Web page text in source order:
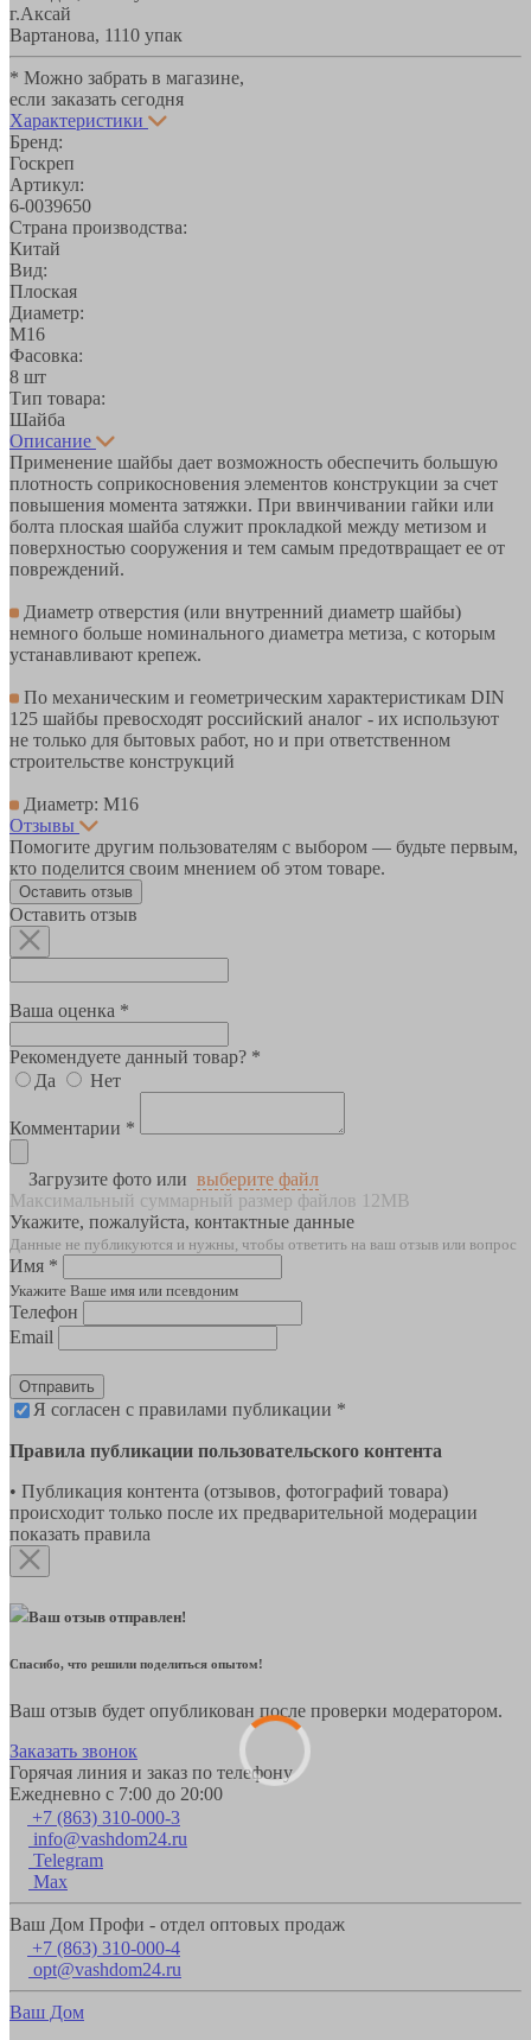
г.Аксай
Вартанова, 1110 упак
* Можно забрать в магазине,
если заказать сегодня
Характеристики
Бренд:
Госкреп
Артикул:
6-0039650
Страна производства:
Китай
Вид:
Плоская
Диаметр:
М16
Фасовка:
8 шт
Тип товара:
Шайба
Описание
Применение шайбы дает возможность обеспечить большую
плотность соприкосновения элементов конструкции за счет
повышения момента затяжки. При ввинчивании гайки или
болта плоская шайба служит прокладкой между метизом и
поверхностью сооружения и тем самым предотвращает ее от
повреждений.
Диаметр отверстия (или внутренний диаметр шайбы)
немного больше номинального диаметра метиза, с которым
устанавливают крепеж.
По механическим и геометрическим характеристикам DIN
125 шайбы превосходят российский аналог - их используют
не только для бытовых работ, но и при ответственном
строительстве конструкций
Диаметр: М16
Отзывы
Помогите другим пользователям с выбором — будьте первым,
кто поделится своим мнением об этом товаре.
Оставить отзыв
Оставить отзыв
Ваша оценка *
Рекомендуете данный товар? *
Да
Нет
Комментарии *
Загрузите фото или выберите файл
Максимальный суммарный размер файлов 12MB
Укажите, пожалуйста, контактные данные
Данные не публикуются и нужны, чтобы ответить на ваш отзыв или вопрос
Имя *
Укажите Ваше имя или псевдоним
Телефон
Email
Отправить
Я согласен с правилами публикации *
Правила публикации пользовательского контента
• Публикация контента (отзывов, фотографий товара)
происходит только после их предварительной модерации
показать правила
Ваш отзыв отправлен!
Спасибо, что решили поделиться опытом!
Ваш отзыв будет опубликован после проверки модератором.
Заказать звонок
Горячая линия и заказ по телефону
Ежедневно с 7:00 до 20:00
+7 (863) 310-000-3
info@vashdom24.ru
Telegram
Max
Ваш Дом Профи - отдел оптовых продаж
+7 (863) 310-000-4
opt@vashdom24.ru
Ваш Дом